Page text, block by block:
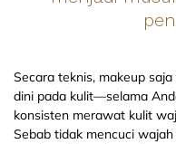
Secara teknis, makeup
dini pada kulit—selama
konsisten merawat kulit
Sebab tidak mencuci